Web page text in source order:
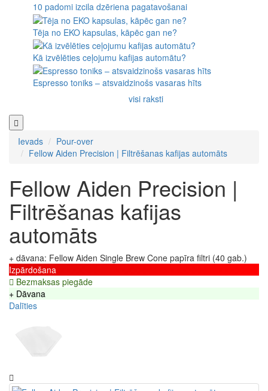
10 padomi izcila dzēriena pagatavošanai
Tēja no EKO kapsulas, kāpēc gan ne?
Kā izvēlēties ceļojumu kafijas automātu?
Espresso toniks – atsvaidzinošs vasaras hīts
visi raksti
Ievads
Pour-over
Fellow Aiden Precision | Filtrēšanas kafijas automāts
Fellow Aiden Precision |
Filtrēšanas kafijas
automāts
+ dāvana: Fellow Aiden Single Brew Cone papīra filtri (40 gab.)
Izpārdošana
Bezmaksas piegāde
+ Dāvana
Dalīties